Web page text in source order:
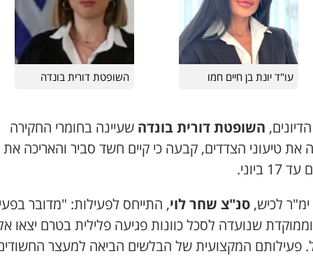
עו"ד יונת בן חיים חמו השופטת דורית בונדה
השופטת דורית בונדה שעיינה בחומרי החקירה
את טיעוני הצדדים, קבעה כי קיים חשד סביר והאריכה את
ביוני.
לכיש,סנ"צ שחר לוי, התייחס לפעילות: "מדובר
וממוקדת שנועדה לסכל כוונות פגיעה פלילית בטרם יצאו
פעילותם המקצועית של הבלשים הביאה למעצר